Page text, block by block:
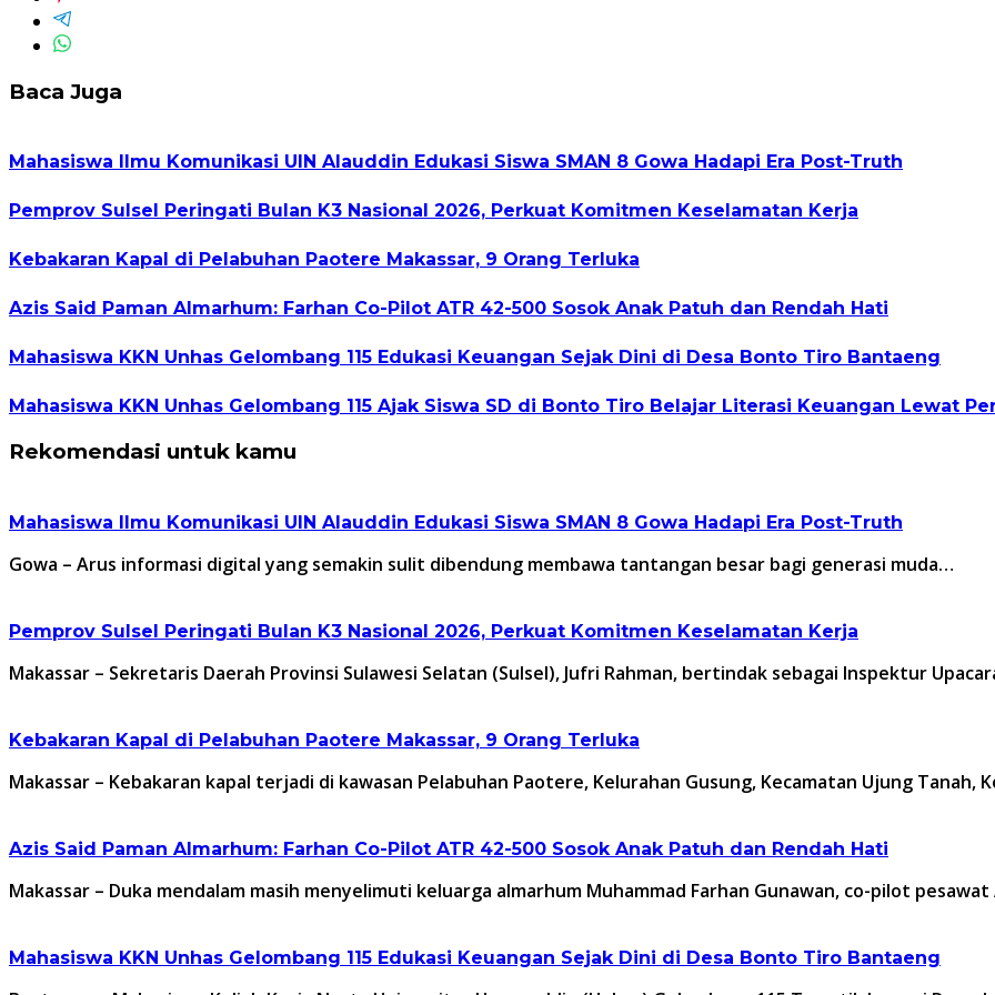
Baca Juga
Mahasiswa Ilmu Komunikasi UIN Alauddin Edukasi Siswa SMAN 8 Gowa Hadapi Era Post-Truth
Pemprov Sulsel Peringati Bulan K3 Nasional 2026, Perkuat Komitmen Keselamatan Kerja
Kebakaran Kapal di Pelabuhan Paotere Makassar, 9 Orang Terluka
Azis Said Paman Almarhum: Farhan Co-Pilot ATR 42-500 Sosok Anak Patuh dan Rendah Hati
Mahasiswa KKN Unhas Gelombang 115 Edukasi Keuangan Sejak Dini di Desa Bonto Tiro Bantaeng
Mahasiswa KKN Unhas Gelombang 115 Ajak Siswa SD di Bonto Tiro Belajar Literasi Keuangan Lewat
Rekomendasi untuk kamu
Mahasiswa Ilmu Komunikasi UIN Alauddin Edukasi Siswa SMAN 8 Gowa Hadapi Era Post-Truth
Gowa – Arus informasi digital yang semakin sulit dibendung membawa tantangan besar bagi generasi muda…
Pemprov Sulsel Peringati Bulan K3 Nasional 2026, Perkuat Komitmen Keselamatan Kerja
Makassar – Sekretaris Daerah Provinsi Sulawesi Selatan (Sulsel), Jufri Rahman, bertindak sebagai Inspektur
Kebakaran Kapal di Pelabuhan Paotere Makassar, 9 Orang Terluka
Makassar – Kebakaran kapal terjadi di kawasan Pelabuhan Paotere, Kelurahan Gusung, Kecamatan Ujung Tanah,
Azis Said Paman Almarhum: Farhan Co-Pilot ATR 42-500 Sosok Anak Patuh dan Rendah Hati
Makassar – Duka mendalam masih menyelimuti keluarga almarhum Muhammad Farhan Gunawan, co-pilot pesawat
Mahasiswa KKN Unhas Gelombang 115 Edukasi Keuangan Sejak Dini di Desa Bonto Tiro Bantaeng